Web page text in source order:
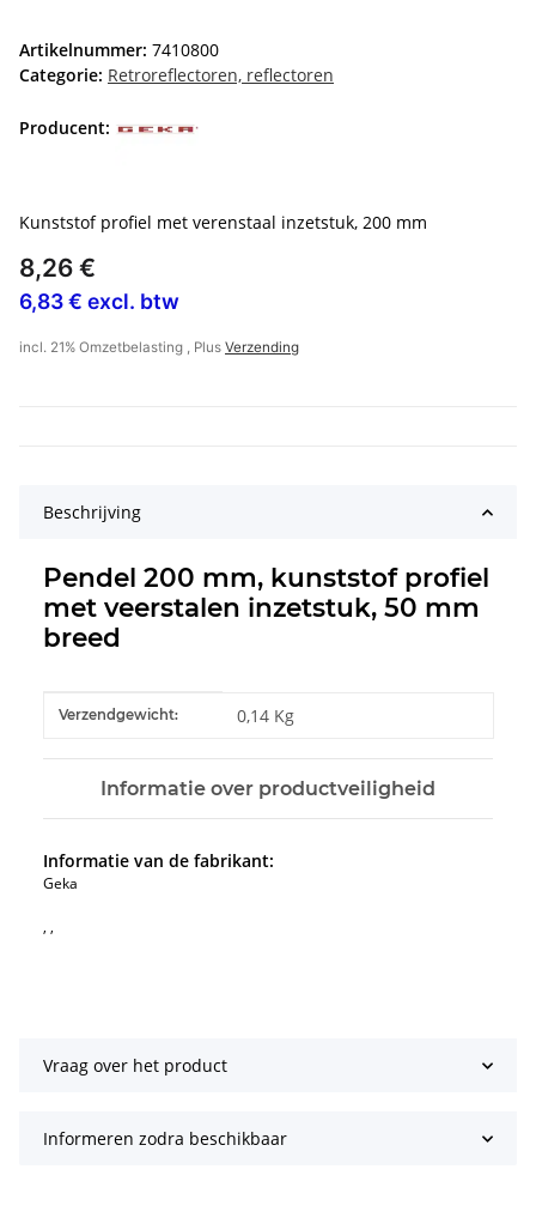
Artikelnummer: 7410800
Categorie: Retroreflectoren, reflectoren
Producent:
Kunststof profiel met verenstaal inzetstuk, 200 mm
8,26 €
6,83 € excl. btw
incl. 21% Omzetbelasting , Plus Verzending
Beschrijving
Pendel 200 mm, kunststof profiel
met veerstalen inzetstuk, 50 mm
breed
#productDetails.itemInformation#
#productDetails.itemValue#
Verzendgewicht: 0,14 Kg
Informatie over productveiligheid
Informatie van de fabrikant:
Geka
, ,
Vraag over het product
Informeren zodra beschikbaar